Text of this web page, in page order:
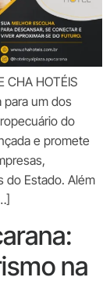
CHA HOTÉIS
para um dos
do
e promete
do Estado. Além
na